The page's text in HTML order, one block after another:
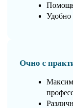
Помощь
Удобно
Очно с